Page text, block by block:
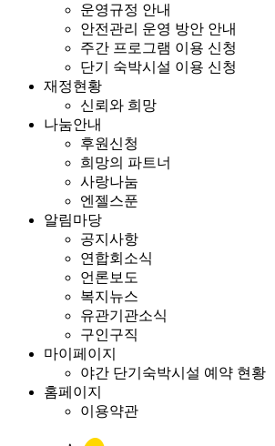
운영규정 안내
안전관리 운영 방안 안내
주간 프로그램 이용 신청
단기 숙박시설 이용 신청
재정현황
신뢰와 희망
나눔안내
후원신청
희망의 파트너
사랑나눔
엔젤스푼
알림마당
공지사항
연합회소식
언론보도
복지뉴스
유관기관소식
구인구직
마이페이지
야간 단기숙박시설 예약 현황
홈페이지
이용약관